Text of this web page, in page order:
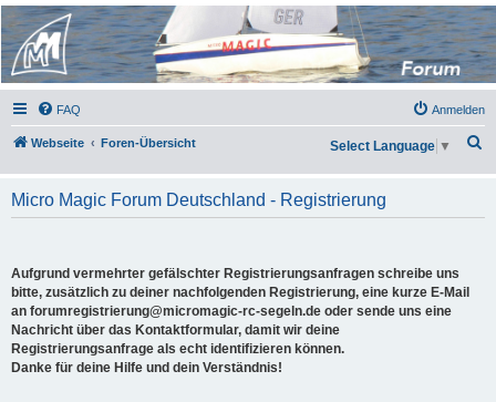
Micro Magic Forum
Deutschland
FAQ Anmelden
Webseite Foren-Übersicht
h
Select Language ▼
Micro Magic Forum Deutschland - Registrierung
Aufgrund vermehrter gefälschter Registrierungsanfragen schreibe uns
bitte, zusätzlich zu deiner nachfolgenden Registrierung, eine kurze E-Mail
an forumregistrierung@micromagic-rc-segeln.de oder sende uns eine
Nachricht über das Kontaktformular, damit wir deine
Registrierungsanfrage als echt identifizieren können.
Danke für deine Hilfe und dein Verständnis!